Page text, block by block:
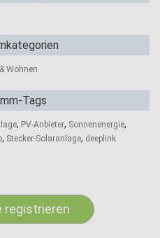
Wohnen
Tags
, PV-Anbieter, Sonnenenergie,
, Stecker-Solaranlage, deeplink
registrieren